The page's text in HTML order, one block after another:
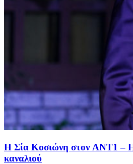
Η Σία Κοσιώνη στον ANT1 –
καναλιού